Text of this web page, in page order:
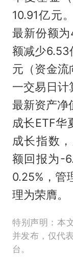
10.91亿元
最新份额
额减少6.53
元（资金流
一交易日计
最新资产净
成长ETF华
成长指数
额回报为-
0.25%，管
理为荣膺。
特别声明：本
并发布，仅代
台。